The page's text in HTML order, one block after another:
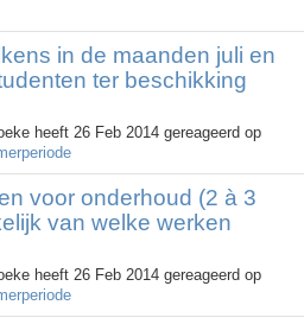
in de maanden juli en
ter beschikking
heeft 26 Feb 2014 gereageerd op
voor onderhoud (2 à 3
van welke werken
heeft 26 Feb 2014 gereageerd op